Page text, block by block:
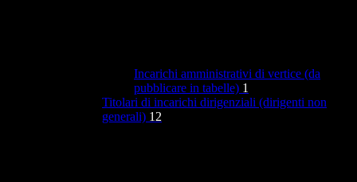
Incarichi amministrativi di vertice (da
pubblicare in tabelle) 1
Titolari di incarichi dirigenziali (dirigenti non
generali) 12